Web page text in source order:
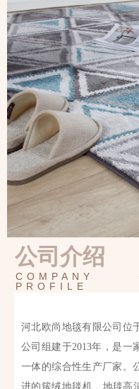
河北欧尚地毯有限公司位
公司组建于2013年，是一
一体的综合性生产厂家。
进的簇绒地毯机、地毯高
COMPANY
PROFILE
公司介绍